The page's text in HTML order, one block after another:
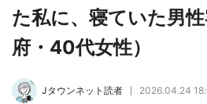
アニメ『はたらく細
ラボ 作品の世界観通
【8／10～31※平日限
太郎グッズ買える 銀
た私に、寝ていた男
府・40代女性）
Jタウンネット読者 2026.04.24